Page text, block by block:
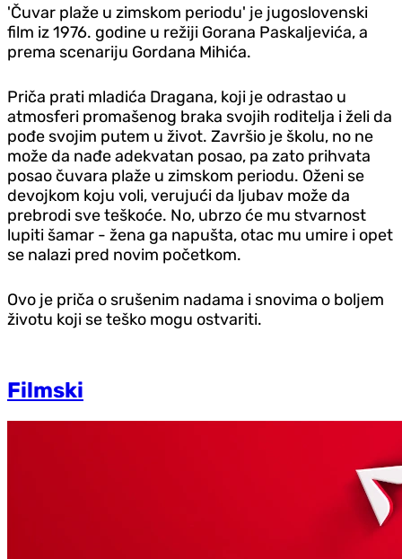
'Čuvar plaže u zimskom periodu' je jugoslovenski
film iz 1976. godine u režiji Gorana Paskaljevića, a
prema scenariju Gordana Mihića.
Priča prati mladića Dragana, koji je odrastao u
atmosferi promašenog braka svojih roditelja i želi da
pođe svojim putem u život. Završio je školu, no ne
može da nađe adekvatan posao, pa zato prihvata
posao čuvara plaže u zimskom periodu. Oženi se
devojkom koju voli, verujući da ljubav može da
prebrodi sve teškoće. No, ubrzo će mu stvarnost
lupiti šamar - žena ga napušta, otac mu umire i opet
se nalazi pred novim početkom.
Ovo je priča o srušenim nadama i snovima o boljem
životu koji se teško mogu ostvariti.
Filmski